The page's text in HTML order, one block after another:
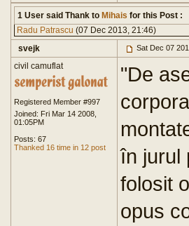
1 User said Thank to Mihais for this Post :
Radu Patrascu (07 Dec 2013, 21:46)
svejk
Sat Dec 07
civil camuflat
Registered Member #997
Joined: Fri Mar 14 2008,
01:05PM
Posts: 67
Thanked 16 time in 12 post
"De
în jurul
folosit
opus